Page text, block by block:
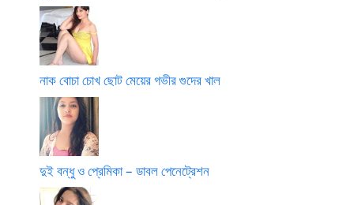
নাক বোচা চোখ ছোট মেয়ের গভীর গুদের খাল
দুই বন্ধু ও প্রেমিকা – ডাবল পেনেট্রেশন